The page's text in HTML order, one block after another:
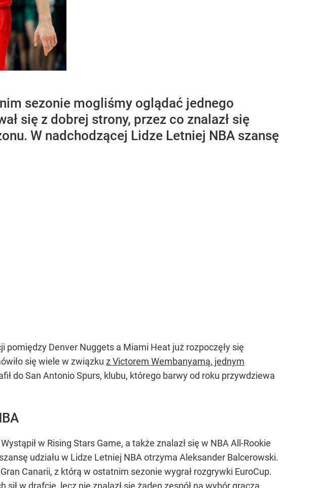
sezonie mogliśmy oglądać jednego
się z dobrej strony, przez co znalazł się
W nadchodzącej Lidze Letniej NBA szansę
pomiędzy Denver Nuggets a Miami Heat już rozpoczęły się
się wiele w związku z Victorem Wembanyamą, jednym
do San Antonio Spurs, klubu, którego barwy od roku przywdziewa
w Rising Stars Game, a także znalazł się w NBA All-Rookie
udziału w Lidze Letniej NBA otrzyma Aleksander Balcerowski.
Canarii, z którą w ostatnim sezonie wygrał rozgrywki EuroCup.
w drafcie, lecz nie znalazł się żaden zespół na wybór gracza.